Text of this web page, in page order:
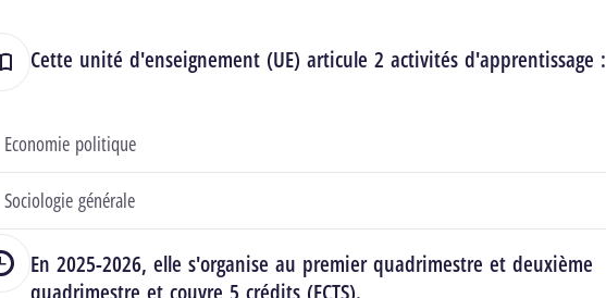
Cette unité d'enseignement (UE) articule 2 activités d'apprentissage :
Economie politique
Sociologie générale
En 2025-2026, elle s'organise au premier quadrimestre et deuxième
quadrimestre et couvre 5 crédits (ECTS).